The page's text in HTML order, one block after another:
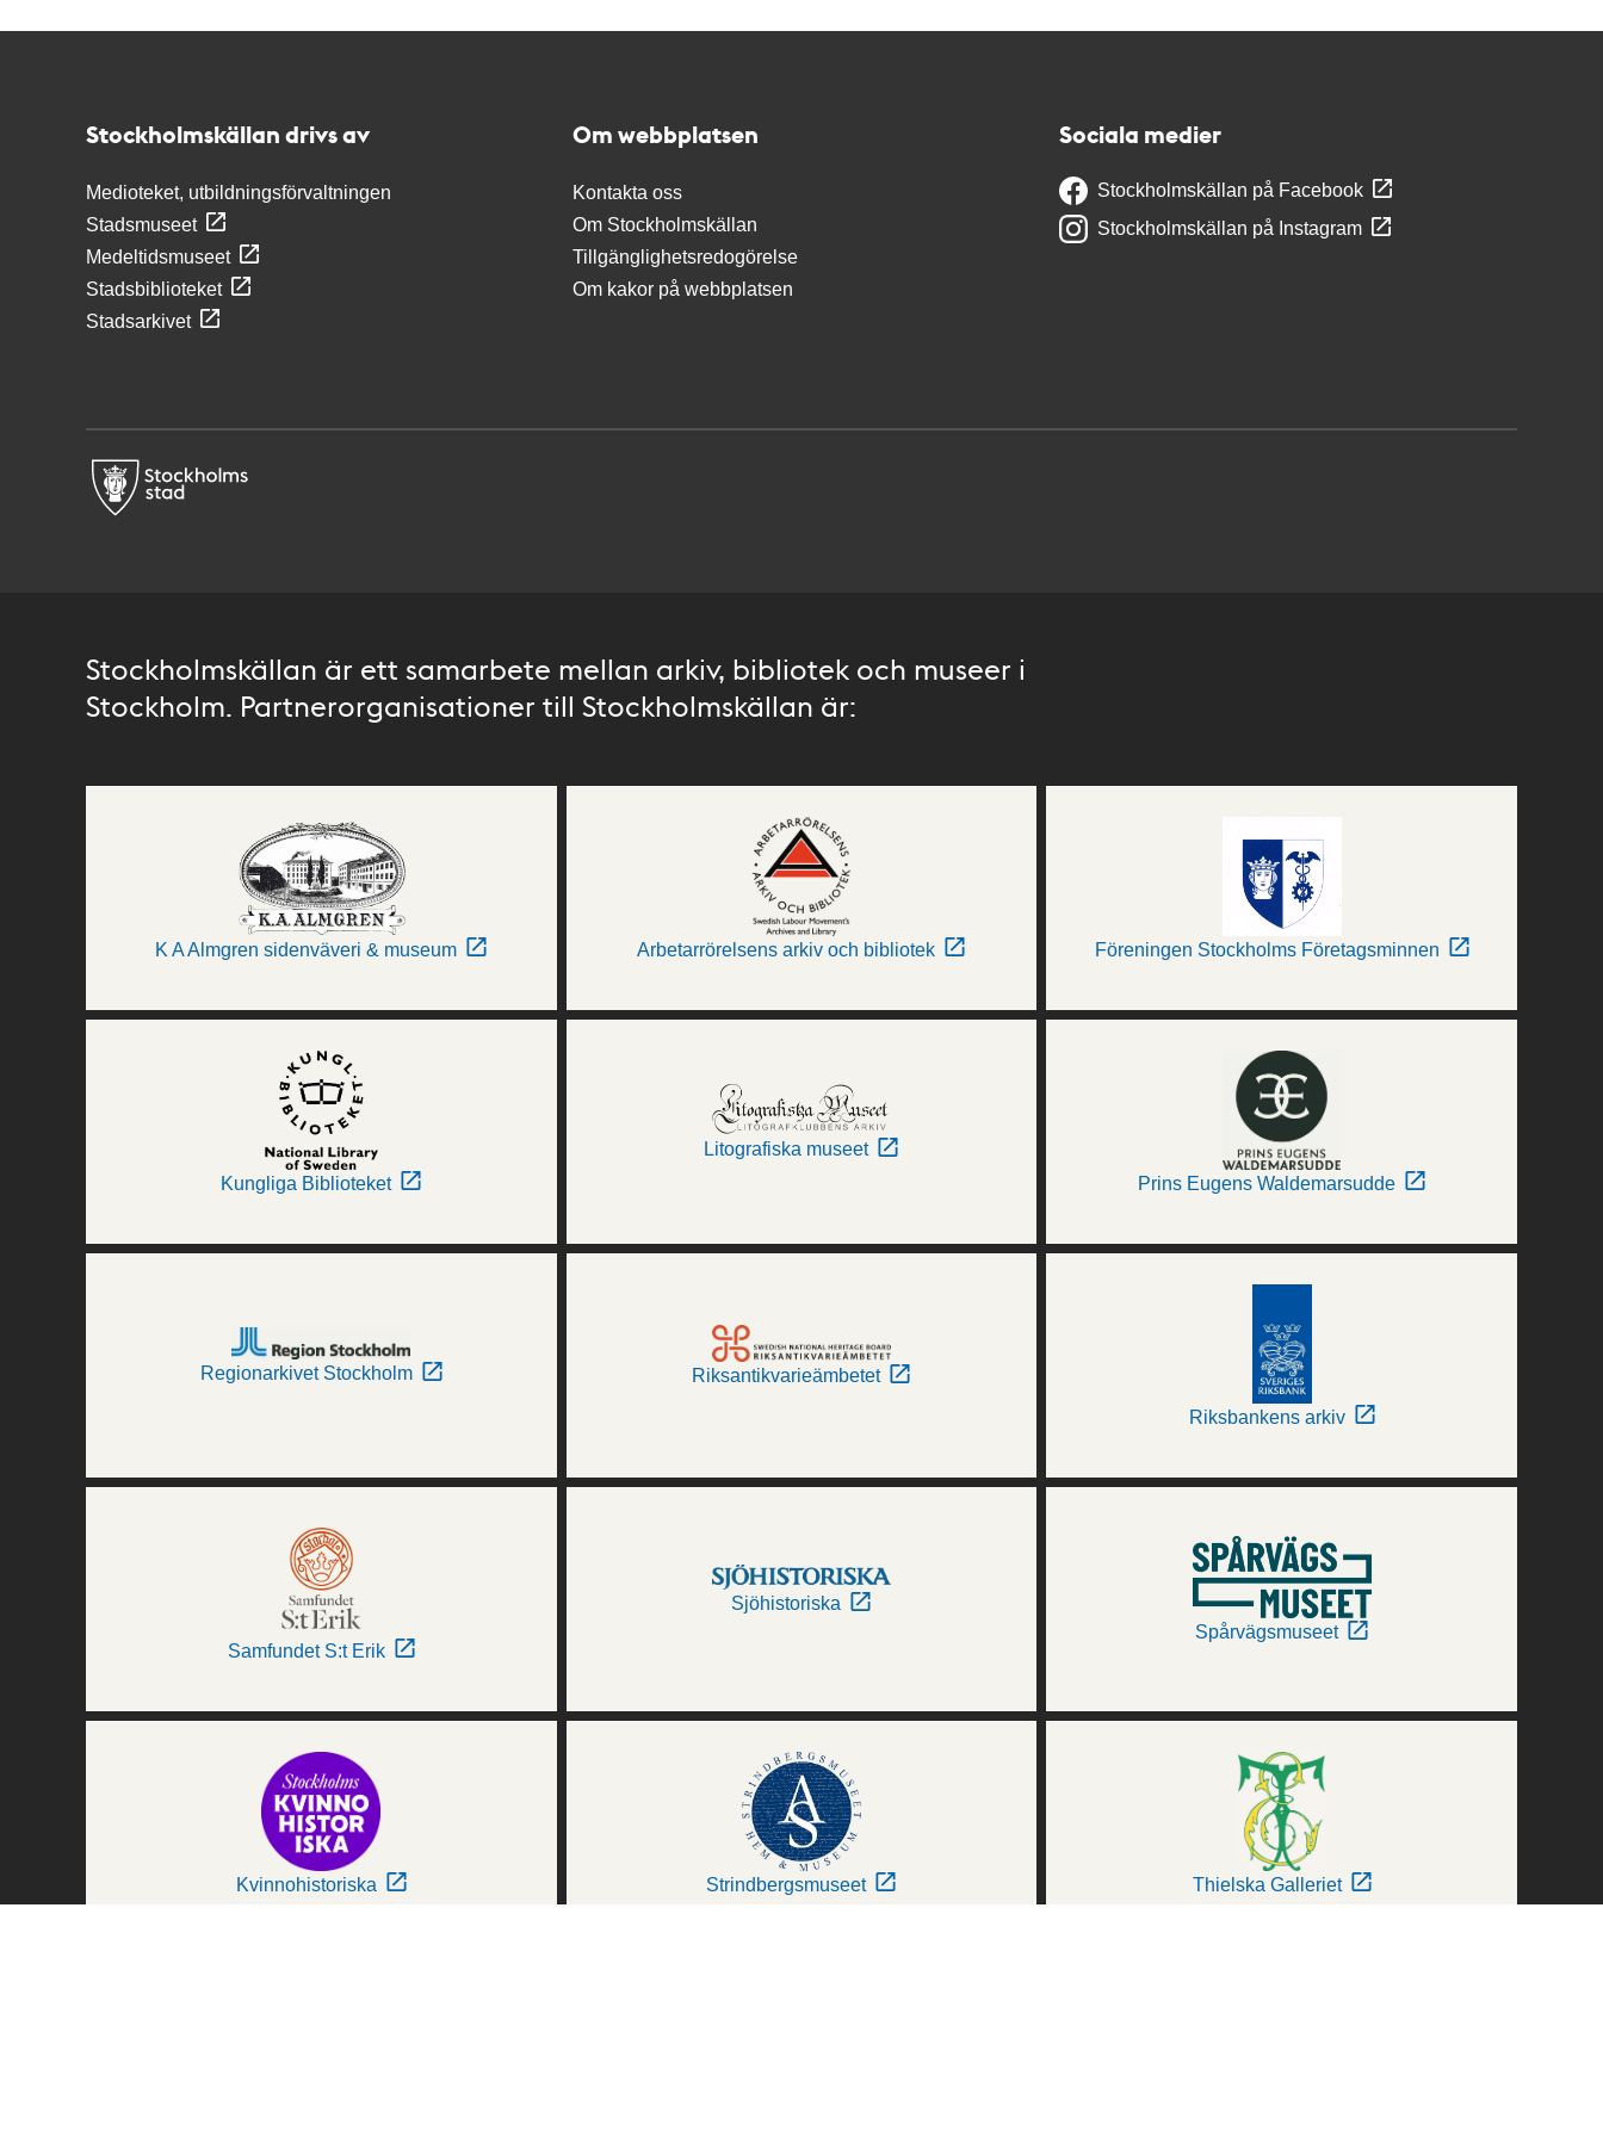
Stockholmskällan drivs av
Medioteket, utbildningsförvaltningen
Stadsmuseet
Medeltidsmuseet
Stadsbiblioteket
Stadsarkivet
Om webbplatsen
Kontakta oss
Om Stockholmskällan
Tillgänglighetsredogörelse
Om kakor på webbplatsen
Sociala medier
Stockholmskällan på Facebook
Stockholmskällan på Instagram
Stockholmskällan är ett samarbete mellan arkiv, bibliotek och museer i
Stockholm. Partnerorganisationer till Stockholmskällan är:
K A Almgren sidenväveri & museum Arbetarrörelsens arkiv och bibliotek Föreningen Stockholms Företagsminnen
Kungliga Biblioteket
Litografiska museet
Prins Eugens Waldemarsudde
Regionarkivet Stockholm Riksantikvarieämbetet
Riksbankens arkiv
Samfundet S:t Erik
Sjöhistoriska
Spårvägsmuseet
Kvinnohistoriska Strindbergsmuseet Thielska Galleriet